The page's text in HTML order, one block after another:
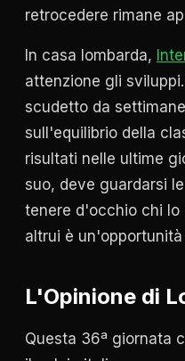
retrocedere rimane
In casa lombarda,
attenzione gli
scudetto da
sull'equilibrio della
risultati nelle ultime
suo, deve guardarsi
tenere d'occhio chi lo
altrui è
L'Opinione di
Questa 36ª giornata